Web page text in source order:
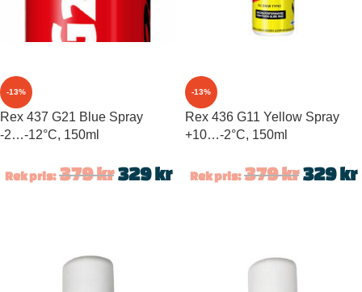
-13%
Rex 437 G21 Blue Spray
-2…-12°C, 150ml
Rek pris: 379kr 329kr
-13%
Rex 436 G11 Yellow Spray
+10…-2°C, 150ml
Rek pris: 379kr 329kr